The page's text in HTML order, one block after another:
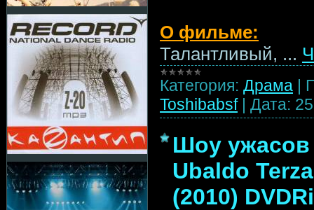
О фильме:
Талантливый, ...
Категория: Драма |
Toshibabsf | Дата:
Шоу ужасов
Ubaldo
(2010)